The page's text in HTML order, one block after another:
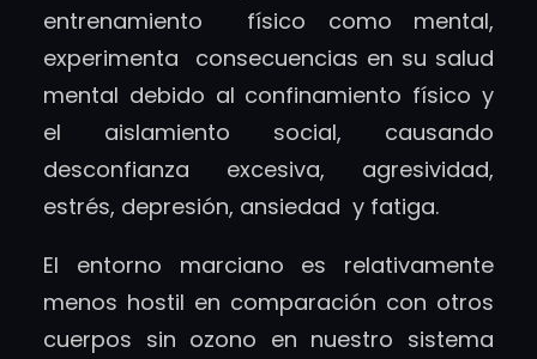
entrenamiento físico como mental,
experimenta consecuencias en su salud
mental debido al confinamiento físico y
el aislamiento social, causando
desconfianza excesiva, agresividad,
estrés, depresión, ansiedad y fatiga.
El entorno marciano es relativamente
menos hostil en comparación con otros
cuerpos sin ozono en nuestro sistema